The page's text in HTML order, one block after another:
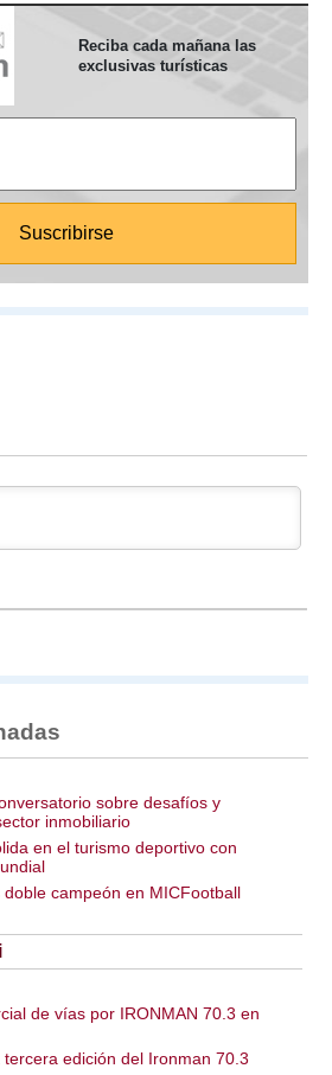
Reciba cada mañana las
exclusivas turísticas
sobre desafíos y
inmobiliario
en el turismo deportivo con
campeón en MICFootball
de vías por IRONMAN 70.3 en
edición del Ironman 70.3